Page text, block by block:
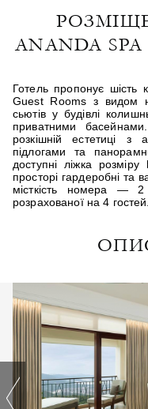
ANANDA
Готель пропонує шість
Guest Rooms з видом
сьютів у будівлі
приватними
розкішній естетиці з
підлогами та
доступні ліжка
просторі гардеробні та
місткість номера — 2
розрахованої на 4 гостей.